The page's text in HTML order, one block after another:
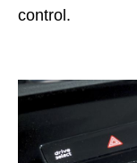
control.